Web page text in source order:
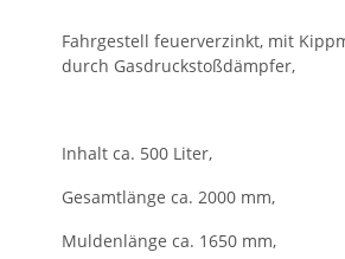
Fahrgestell feuerverzinkt, mit
durch Gasdruckstoßdämpfer,
Inhalt ca. 500 Liter,
Gesamtlänge ca. 2000 mm,
Muldenlänge ca. 1650 mm,